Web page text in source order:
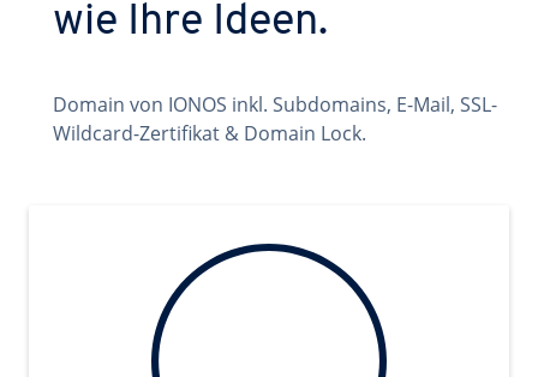
wie Ihre Ideen.
Domain von IONOS inkl. Subdomains, E-Mail, SSL-
Wildcard-Zertifikat & Domain Lock.